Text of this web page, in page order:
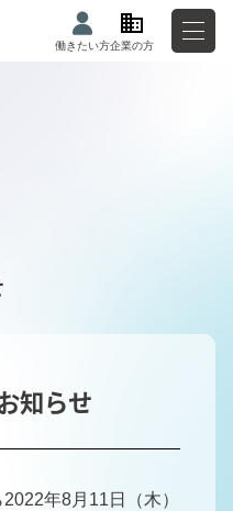
働きたい方企業の方
知らせ
年8月11日（木）